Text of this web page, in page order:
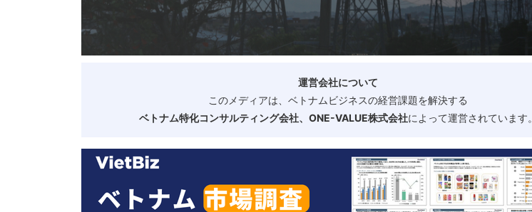
運営会社について
このメディアは、ベトナムビジネスの経営課題を解決する
ベトナム特化コンサルティング会社、ONE-VALUE株式会社によって運営されています。